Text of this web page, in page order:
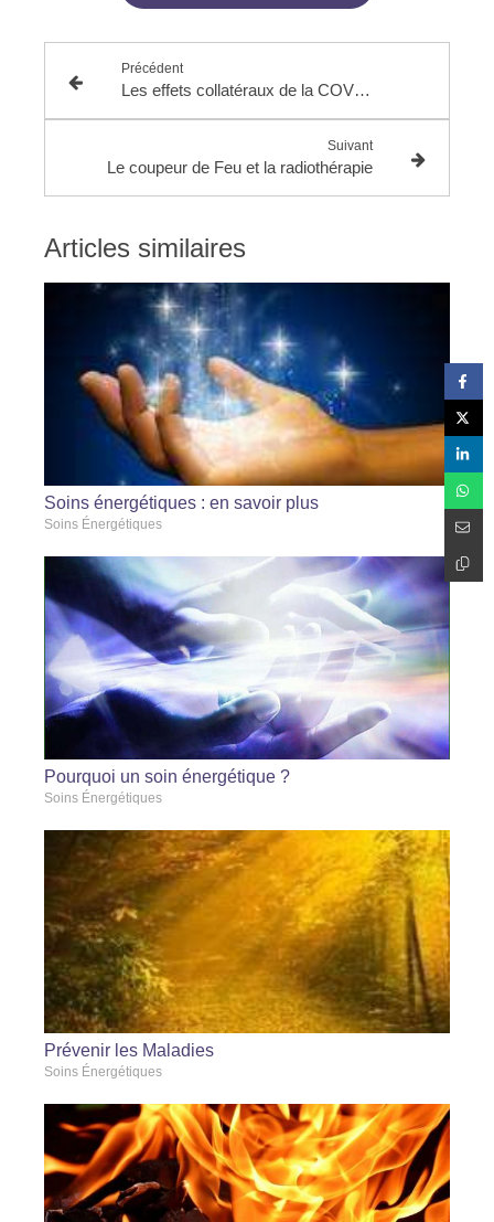
Précédent
Les effets collatéraux de la COVID-19
Suivant
Le coupeur de Feu et la radiothérapie
Articles similaires
Soins énergétiques : en savoir plus
Soins Énergétiques
Pourquoi un soin énergétique ?
Soins Énergétiques
Prévenir les Maladies
Soins Énergétiques